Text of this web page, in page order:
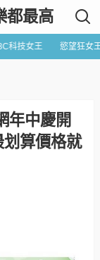
都最高
科技女王 慾望狂女
年中慶開
算價格就